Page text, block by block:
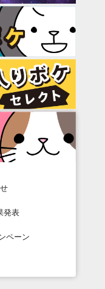
発表
ペーン